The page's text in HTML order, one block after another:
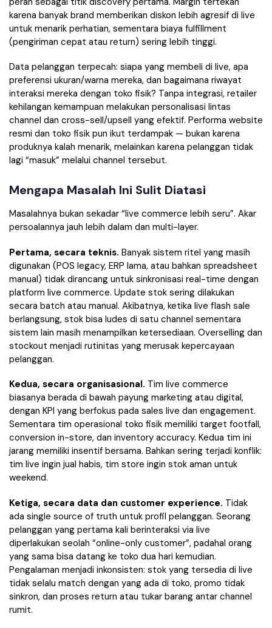
karena banyak brand memberikan diskon lebih agresif di live
untuk menarik perhatian, sementara biaya fulfillment
(pengiriman cepat atau return) sering lebih tinggi.
Data pelanggan terpecah: siapa yang membeli di live, apa
preferensi ukuran/warna mereka, dan bagaimana riwayat
interaksi mereka dengan toko fisik? Tanpa integrasi, retailer
kehilangan kemampuan melakukan personalisasi lintas
channel dan cross-sell/upsell yang efektif. Performa website
resmi dan toko fisik pun ikut terdampak — bukan karena
produknya kalah menarik, melainkan karena pelanggan tidak
lagi “masuk” melalui channel tersebut.
Mengapa Masalah Ini Sulit Diatasi
Masalahnya bukan sekadar “live commerce lebih seru”. Akar
persoalannya jauh lebih dalam dan multi-layer.
Pertama, secara teknis. Banyak sistem ritel yang masih
digunakan (POS legacy, ERP lama, atau bahkan spreadsheet
manual) tidak dirancang untuk sinkronisasi real-time dengan
platform live commerce. Update stok sering dilakukan
secara batch atau manual. Akibatnya, ketika live flash sale
berlangsung, stok bisa ludes di satu channel sementara
sistem lain masih menampilkan ketersediaan. Overselling dan
stockout menjadi rutinitas yang merusak kepercayaan
pelanggan.
Kedua, secara organisasional. Tim live commerce
biasanya berada di bawah payung marketing atau digital,
dengan KPI yang berfokus pada sales live dan engagement.
Sementara tim operasional toko fisik memiliki target footfall,
conversion in-store, dan inventory accuracy. Kedua tim ini
jarang memiliki insentif bersama. Bahkan sering terjadi konflik:
tim live ingin jual habis, tim store ingin stok aman untuk
weekend.
Ketiga, secara data dan customer experience. Tidak
ada single source of truth untuk profil pelanggan. Seorang
pelanggan yang pertama kali berinteraksi via live
diperlakukan seolah “online-only customer”, padahal orang
yang sama bisa datang ke toko dua hari kemudian.
Pengalaman menjadi inkonsisten: stok yang tersedia di live
tidak selalu match dengan yang ada di toko, promo tidak
sinkron, dan proses return atau tukar barang antar channel
rumit.